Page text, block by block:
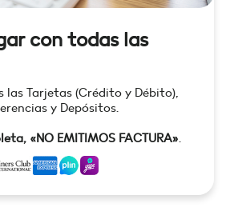
con todas las
las Tarjetas (Crédito y Débito),
y Depósitos.
«NO EMITIMOS FACTURA».